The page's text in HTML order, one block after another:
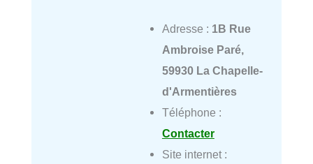
Adresse : 1B Rue
Ambroise Paré,
59930 La Chapelle-
d'Armentières
Téléphone :
Contacter
Site internet :